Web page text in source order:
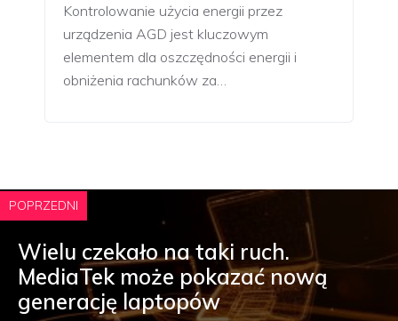
Kontrolowanie użycia energii przez
urządzenia AGD jest kluczowym
elementem dla oszczędności energii i
obniżenia rachunków za…
POPRZEDNI
Wielu czekało na taki ruch.
MediaTek może pokazać nową
generację laptopów